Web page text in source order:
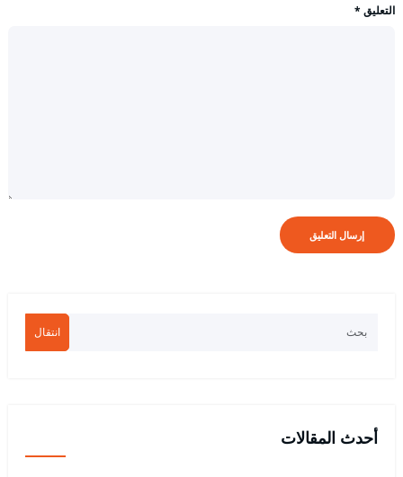
التعليق *
انتقال
أحدث المقالات